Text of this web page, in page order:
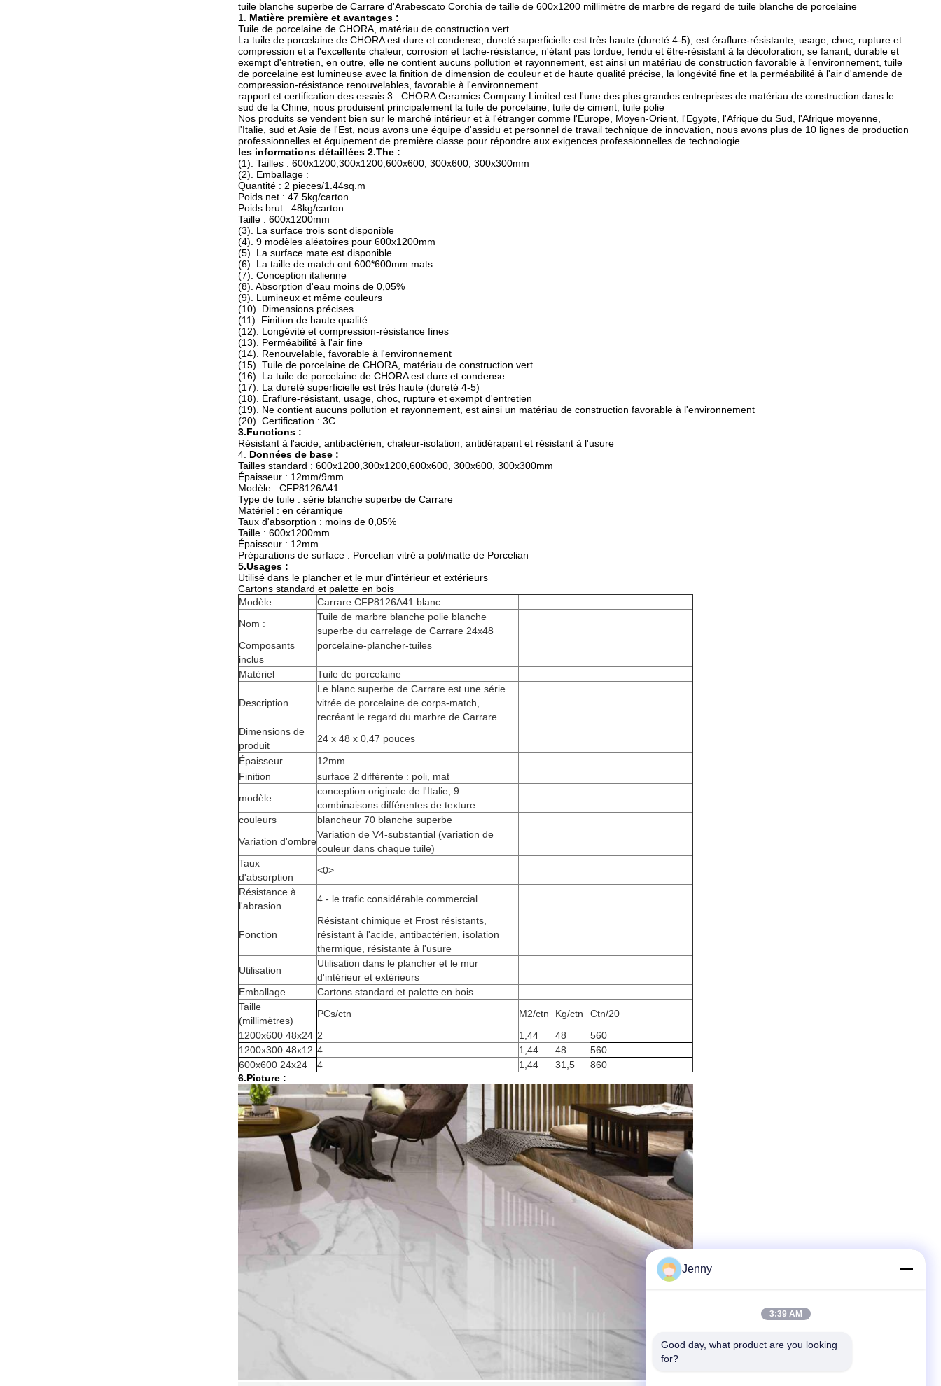
tuile blanche superbe de Carrare d'Arabescato Corchia de taille de 600x1200 millimètre de marbre de regard de tuile blanche de porcelaine
1. Matière première et avantages :
Tuile de porcelaine de CHORA, matériau de construction vert
La tuile de porcelaine de CHORA est dure et condense, dureté superficielle est très haute (dureté 4-5), est éraflure-résistante, usage, choc, rupture et
compression et a l'excellente chaleur, corrosion et tache-résistance, n'étant pas tordue, fendu et être-résistant à la décoloration, se fanant, durable et
exempt d'entretien, en outre, elle ne contient aucuns pollution et rayonnement, est ainsi un matériau de construction favorable à l'environnement, tuile
de porcelaine est lumineuse avec la finition de dimension de couleur et de haute qualité précise, la longévité fine et la perméabilité à l'air d'amende de
compression-résistance renouvelables, favorable à l'environnement
rapport et certification des essais 3 : CHORA Ceramics Company Limited est l'une des plus grandes entreprises de matériau de construction dans le
sud de la Chine, nous produisent principalement la tuile de porcelaine, tuile de ciment, tuile polie
Nos produits se vendent bien sur le marché intérieur et à l'étranger comme l'Europe, Moyen-Orient, l'Egypte, l'Afrique du Sud, l'Afrique moyenne,
l'Italie, sud et Asie de l'Est, nous avons une équipe d'assidu et personnel de travail technique de innovation, nous avons plus de 10 lignes de production
professionnelles et équipement de première classe pour répondre aux exigences professionnelles de technologie
les informations détaillées 2.The :
(1). Tailles : 600x1200,300x1200,600x600, 300x600, 300x300mm
(2). Emballage :
Quantité : 2 pieces/1.44sq.m
Poids net : 47.5kg/carton
Poids brut : 48kg/carton
Taille : 600x1200mm
(3). La surface trois sont disponible
(4). 9 modèles aléatoires pour 600x1200mm
(5). La surface mate est disponible
(6). La taille de match ont 600*600mm mats
(7). Conception italienne
(8). Absorption d'eau moins de 0,05%
(9). Lumineux et même couleurs
(10). Dimensions précises
(11). Finition de haute qualité
(12). Longévité et compression-résistance fines
(13). Perméabilité à l'air fine
(14). Renouvelable, favorable à l'environnement
(15). Tuile de porcelaine de CHORA, matériau de construction vert
(16). La tuile de porcelaine de CHORA est dure et condense
(17). La dureté superficielle est très haute (dureté 4-5)
(18). Éraflure-résistant, usage, choc, rupture et exempt d'entretien
(19). Ne contient aucuns pollution et rayonnement, est ainsi un matériau de construction favorable à l'environnement
(20). Certification : 3C
3.Functions :
Résistant à l'acide, antibactérien, chaleur-isolation, antidérapant et résistant à l'usure
4. Données de base :
Tailles standard : 600x1200,300x1200,600x600, 300x600, 300x300mm
Épaisseur : 12mm/9mm
Modèle : CFP8126A41
Type de tuile : série blanche superbe de Carrare
Matériel : en céramique
Taux d'absorption : moins de 0,05%
Taille : 600x1200mm
Épaisseur : 12mm
Préparations de surface : Porcelian vitré a poli/matte de Porcelian
5.Usages :
Utilisé dans le plancher et le mur d'intérieur et extérieurs
Cartons standard et palette en bois
Modèle
Carrare CFP8126A41 blanc
Nom :
Tuile de marbre blanche polie blanche
superbe du carrelage de Carrare 24x48
Composants
inclus
porcelaine-plancher-tuiles
Matériel Tuile de porcelaine
Description
Le blanc superbe de Carrare est une série
vitrée de porcelaine de corps-match,
recréant le regard du marbre de Carrare
Dimensions de
produit
24 x 48 x 0,47 pouces
Épaisseur
12mm
Finition
surface 2 différente : poli, mat
modèle
conception originale de l'Italie, 9
combinaisons différentes de texture
couleurs
blancheur 70 blanche superbe
Variation d'ombre
Variation de V4-substantial (variation de
couleur dans chaque tuile)
Taux
d'absorption
<0>
Résistance à
l'abrasion
4 - le trafic considérable commercial
Fonction
Résistant chimique et Frost résistants,
résistant à l'acide, antibactérien, isolation
thermique, résistante à l'usure
Utilisation
Utilisation dans le plancher et le mur
d'intérieur et extérieurs
Emballage
Cartons standard et palette en bois
Taille
(millimètres)
PCs/ctn M2/ctn Kg/ctn
Ctn/20
1200x600 48x24 2 1,44 48
560
1200x300 48x12 4 1,44 48
560
600x600 24x24
4 1,44 31,5
860
6.Picture :
Jenny
3:39 AM
Good day, what product are you looking
for?